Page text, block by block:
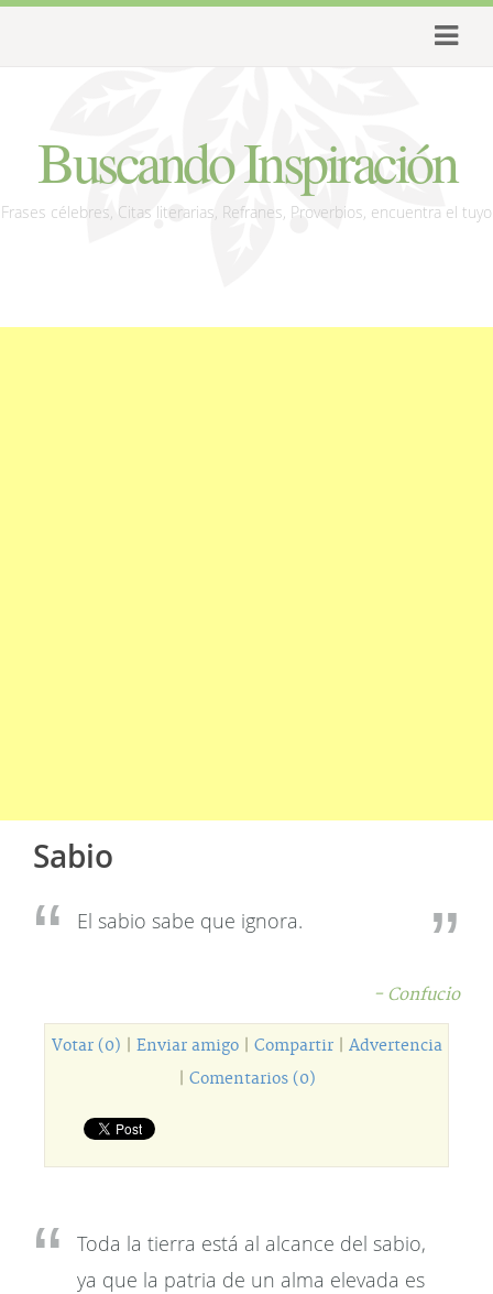
Buscando Inspiración
Frases célebres, Citas literarias, Refranes, Proverbios, encuentra el tuyo
Sabio
El sabio sabe que ignora.
- Confucio
Votar (0) Enviar amigo| Compartir| Advertencia
Comentarios (0)
Toda la tierra está al alcance del sabio,
ya que la patria de un alma elevada es